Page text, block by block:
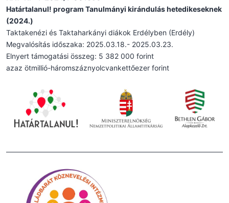
Határtalanul! program Tanulmányi kirándulás hetedikeseknek
(2024.)
Taktakenézi és Taktaharkányi diákok Erdélyben (Erdély)
Megvalósítás időszaka: 2025.03.18.- 2025.03.23.
Elnyert támogatási összeg: 5 382 000 forint
azaz ötmillió-háromszáznyolcvankettőezer forint